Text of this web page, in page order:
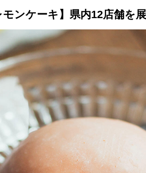
るレシピ 厳選！店探し 食のストーリー